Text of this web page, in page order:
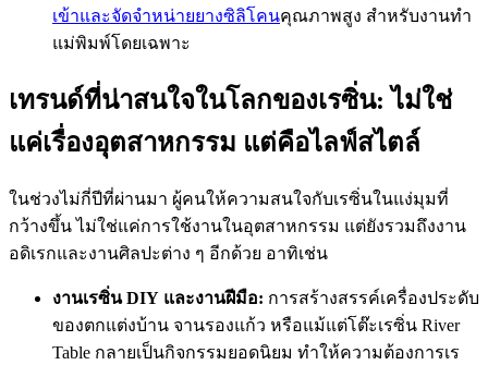
เข้าและจัดจำหน่ายยางซิลิโคนคุณภาพสูง สำหรับงานทำ
แม่พิมพ์โดยเฉพาะ
เทรนด์ที่น่าสนใจในโลกของเรซิ่น: ไม่ใช่
แค่เรื่องอุตสาหกรรม แต่คือไลฟ์สไตล์
ในช่วงไม่กี่ปีที่ผ่านมา ผู้คนให้ความสนใจกับเรซิ่นในแง่มุมที่
กว้างขึ้น ไม่ใช่แค่การใช้งานในอุตสาหกรรม แต่ยังรวมถึงงาน
อดิเรกและงานศิลปะต่าง ๆ อีกด้วย อาทิเช่น
งานเรซิ่นDIY และงานฝีมือ: การสร้างสรรค์เครื่องประดับ
ของตกแต่งบ้าน จานรองแก้ว หรือแม้แต่โต๊ะเรซิ่น River
Table กลายเป็นกิจกรรมยอดนิยม ทำให้ความต้องการเร